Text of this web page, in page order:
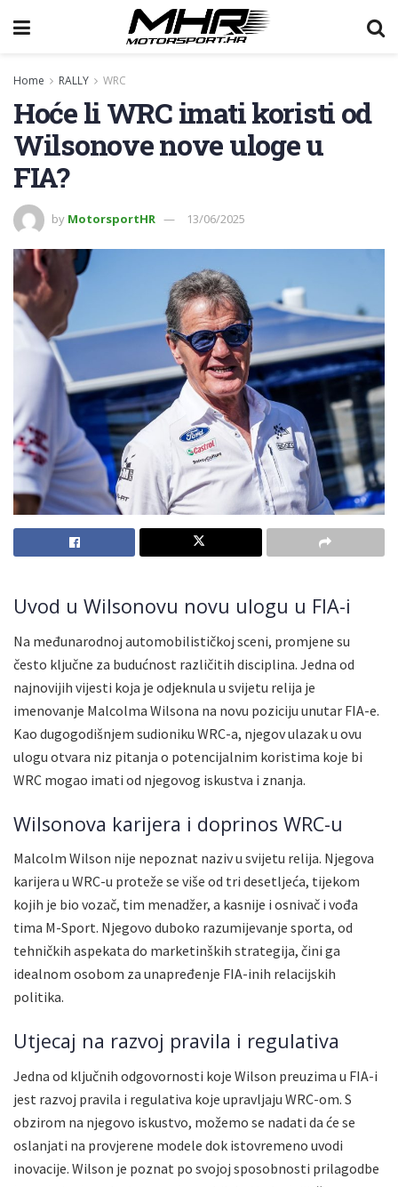
Home RALLY WRC
Hoće li WRC imati koristi od
Wilsonove nove uloge u
FIA?
by MotorsportHR 13/06/2025
Uvod u Wilsonovu novu ulogu u FIA-i
Na međunarodnoj automobilističkoj sceni, promjene su
često ključne za budućnost različitih disciplina. Jedna od
najnovijih vijesti koja je odjeknula u svijetu relija je
imenovanje Malcolma Wilsona na novu poziciju unutar FIA-e.
Kao dugogodišnjem sudioniku WRC-a, njegov ulazak u ovu
ulogu otvara niz pitanja o potencijalnim koristima koje bi
WRC mogao imati od njegovog iskustva i znanja.
Wilsonova karijera i doprinos WRC-u
Malcolm Wilson nije nepoznat naziv u svijetu relija. Njegova
karijera u WRC-u proteže se više od tri desetljeća, tijekom
kojih je bio vozač, tim menadžer, a kasnije i osnivač i vođa
tima M-Sport. Njegovo duboko razumijevanje sporta, od
tehničkih aspekata do marketinških strategija, čini ga
idealnom osobom za unapređenje FIA-inih relacijskih
politika.
Utjecaj na razvoj pravila i regulativa
Jedna od ključnih odgovornosti koje Wilson preuzima u FIA-i
jest razvoj pravila i regulativa koje upravljaju WRC-om. S
obzirom na njegovo iskustvo, možemo se nadati da će se
oslanjati na provjerene modele dok istovremeno uvodi
inovacije. Wilson je poznat po svojoj sposobnosti prilagodbe